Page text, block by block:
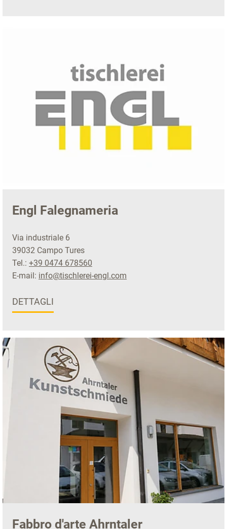
Engl Falegnameria
Via industriale 6
39032 Campo Tures
Tel.: +39 0474 678560
E-mail: info@tischlerei-engl.com
DETTAGLI
Fabbro d'arte Ahrntaler